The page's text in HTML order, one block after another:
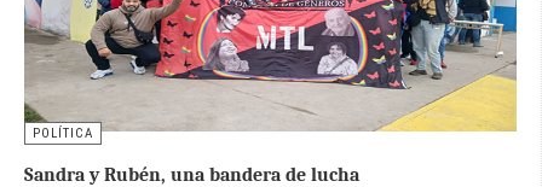
POLÍTICA
Sandra y Rubén, una bandera de lucha